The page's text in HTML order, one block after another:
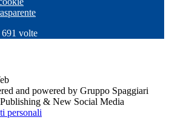
691 volte
and powered by Gruppo Spaggiari
& New Social Media
personali